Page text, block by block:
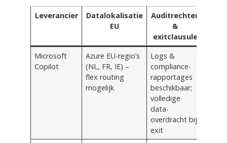
Leverancier
Datalokalisatie
EU
Auditrechten
&
exitclausule
Microsoft
Copilot
Azure EU-regio’s
(NL, FR, IE) –
flex routing
mogelijk
Logs &
compliance-
rapportages
beschikbaar;
volledige
data-
overdracht bij
exit